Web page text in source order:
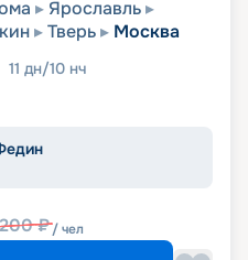
Ярославль
Тверь Москва
11 дн/10 нч
₽/ чел